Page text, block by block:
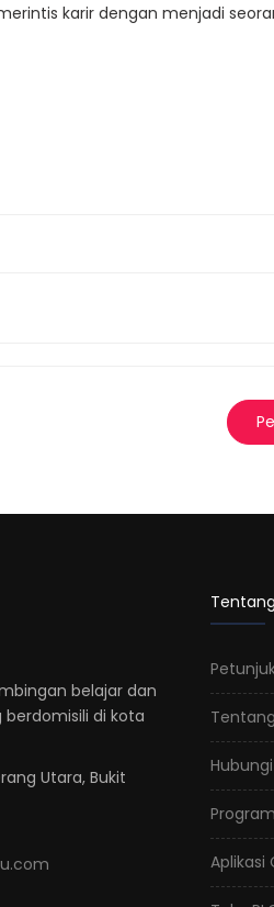
karir dengan menjadi
belajar dan
di kota
Utara, Bukit
Aplikasi